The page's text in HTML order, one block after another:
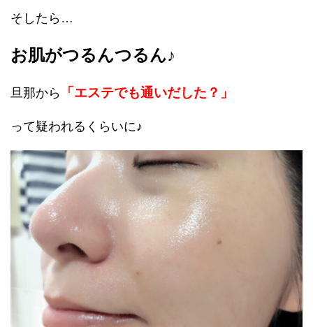
そしたら…
お肌がつるんつるん♪
旦那から 「エステでも通いだした？」
って疑われるくらいに♪